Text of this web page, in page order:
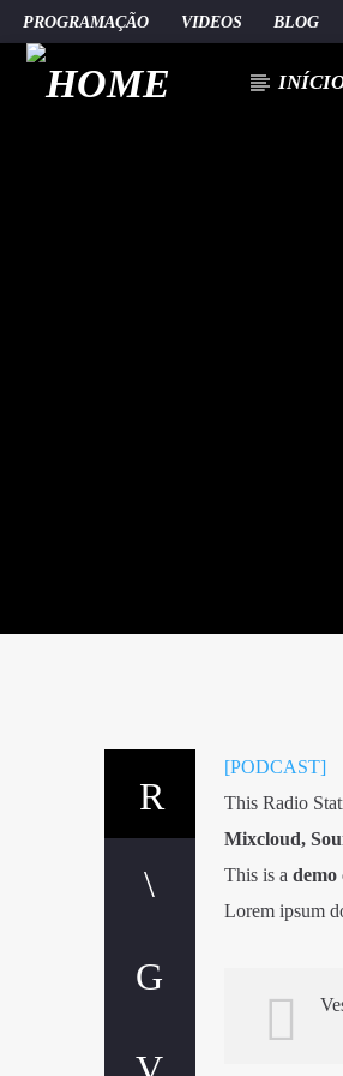
PROGRAMAÇÃO VIDEOS BLOG
[PODCAST]
This Radio
Mixcloud,
This is a demo
Lorem ipsum